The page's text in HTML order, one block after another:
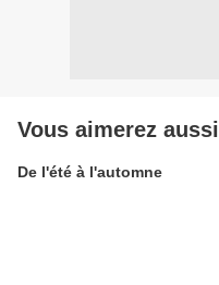
Vous aimerez aussi
De l'été à l'automne